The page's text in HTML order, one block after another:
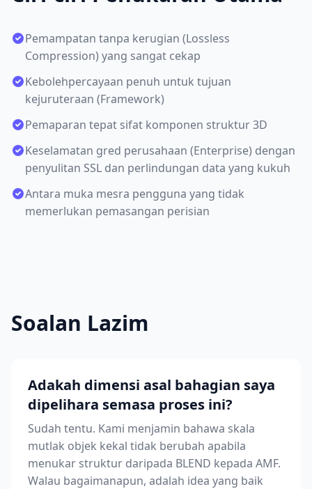
Pemampatan tanpa kerugian (Lossless
Compression) yang sangat cekap
Kebolehpercayaan penuh untuk tujuan
kejuruteraan (Framework)
Pemaparan tepat sifat komponen struktur 3D
Keselamatan gred perusahaan (Enterprise) dengan
penyulitan SSL dan perlindungan data yang kukuh
Antara muka mesra pengguna yang tidak
memerlukan pemasangan perisian
Soalan Lazim
Adakah dimensi asal bahagian saya
dipelihara semasa proses ini?
Sudah tentu. Kami menjamin bahawa skala
mutlak objek kekal tidak berubah apabila
menukar struktur daripada BLEND kepada AMF.
Walau bagaimanapun, adalah idea yang baik